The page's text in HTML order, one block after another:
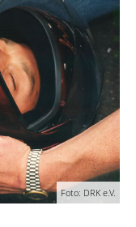
Foto: DRK e.V.